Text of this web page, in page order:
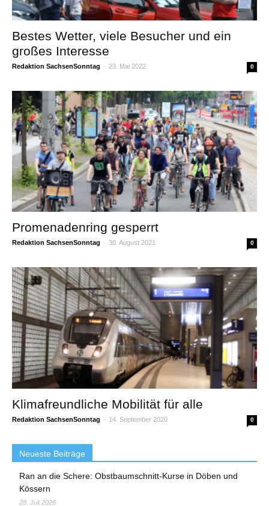
Bestes Wetter, viele Besucher und ein
großes Interesse
Redaktion SachsenSonntag - 23. Mai 2022 0
Promenadenring gesperrt
Redaktion SachsenSonntag - 30. August 2021 0
Klimafreundliche Mobilität für alle
Redaktion SachsenSonntag - 14. September 2020 0
Neueste Beiträge
Ran an die Schere: Obstbaumschnitt-Kurse in Döben und
Kössern
28. Juli 2026